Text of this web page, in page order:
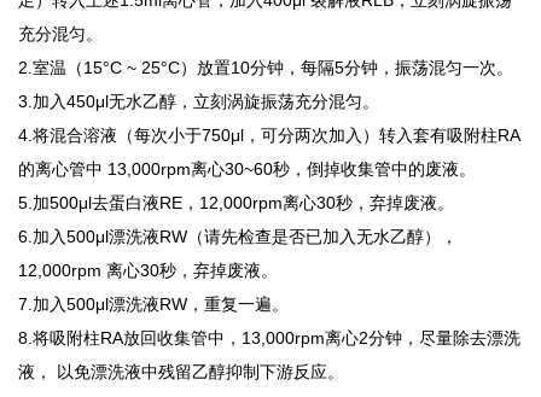
充分混匀。
2.室温（15°C ~ 25°C）放置10分钟，每隔5分钟，振荡混匀一次。
3.加入450μl无水乙醇，立刻涡旋振荡充分混匀。
4.将混合溶液（每次小于750μl，可分两次加入）转入套有吸附柱RA
的离心管中 13,000rpm离心30~60秒，倒掉收集管中的废液。
5.加500μl去蛋白液RE，12,000rpm离心30秒，弃掉废液。
6.加入500μl漂洗液RW（请先检查是否已加入无水乙醇），
12,000rpm 离心30秒，弃掉废液。
7.加入500μl漂洗液RW，重复一遍。
8.将吸附柱RA放回收集管中，13,000rpm离心2分钟，尽量除去漂洗
液， 以免漂洗液中残留乙醇抑制下游反应。